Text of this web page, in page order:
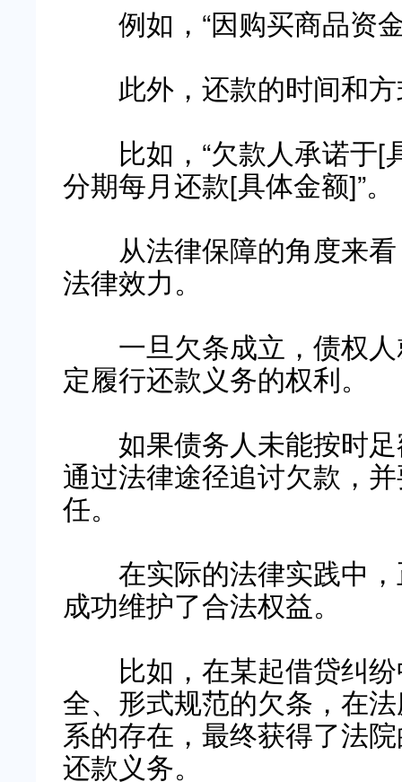
例如，“因购买商品资金
此外，还款的时间和方
比如，“欠款人承诺于[
分期每月还款[具体金额]”。
从法律保障的角度来看
法律效力。
一旦欠条成立，债权人
定履行还款义务的权利。
如果债务人未能按时足
通过法律途径追讨欠款，
任。
在实际的法律实践中，
成功维护了合法权益。
比如，在某起借贷纠纷
全、形式规范的欠条，在
系的存在，最终获得了法
还款义务。